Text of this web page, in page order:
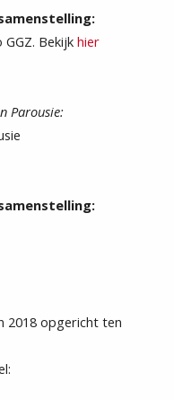
Bekijk hier
Parousie:
2018 opgericht ten